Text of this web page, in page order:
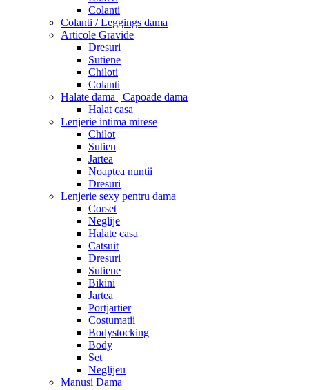
Colanti
Colanti / Leggings dama
Articole Gravide
Dresuri
Sutiene
Chiloti
Colanti
Halate dama | Capoade dama
Halat casa
Lenjerie intima mirese
Chilot
Sutien
Jartea
Noaptea nuntii
Dresuri
Lenjerie sexy pentru dama
Corset
Neglije
Halate casa
Catsuit
Dresuri
Sutiene
Bikini
Jartea
Portjartier
Costumatii
Bodystocking
Body
Set
Neglijeu
Manusi Dama